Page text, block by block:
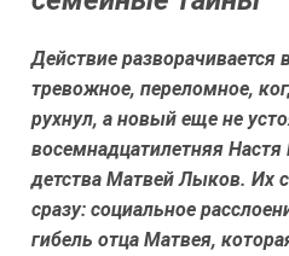
Действие разворачивается
тревожное, переломное,
рухнул, а новый еще не
восемнадцатилетняя
детства Матвей Лыков. Их
сразу: социальное
гибель отца Матвея,